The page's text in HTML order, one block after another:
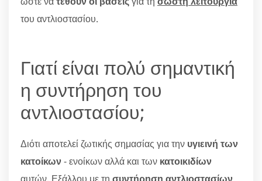
του αντλιοστασίου.
Γιατί είναι πολύ σημαντική
η συντήρηση του
αντλιοστασίου;
Διότι αποτελεί ζωτικής σημασίας για την υγιεινή των
κατοίκων- ενοίκων αλλά και των κατοικιδίων